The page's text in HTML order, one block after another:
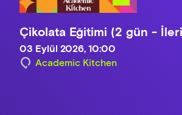
Çikolata Eğitimi (2 gün -
03 Eylül 2026, 10:00
Academic Kitchen